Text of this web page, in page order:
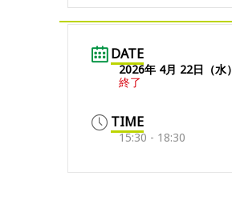
DATE
2026年 4月 22日（水）
終了
TIME
15:30 - 18:30